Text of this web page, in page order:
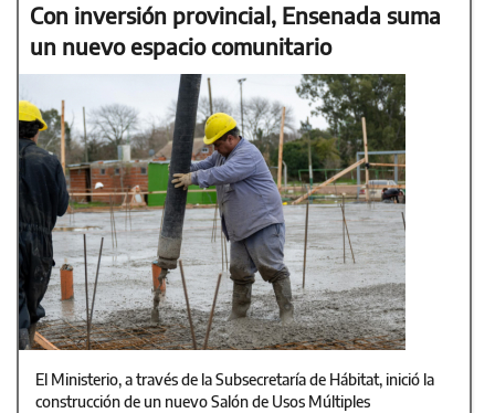
Con inversión provincial, Ensenada suma
un nuevo espacio comunitario
El Ministerio, a través de la Subsecretaría de Hábitat, inició la
construcción de un nuevo Salón de Usos Múltiples